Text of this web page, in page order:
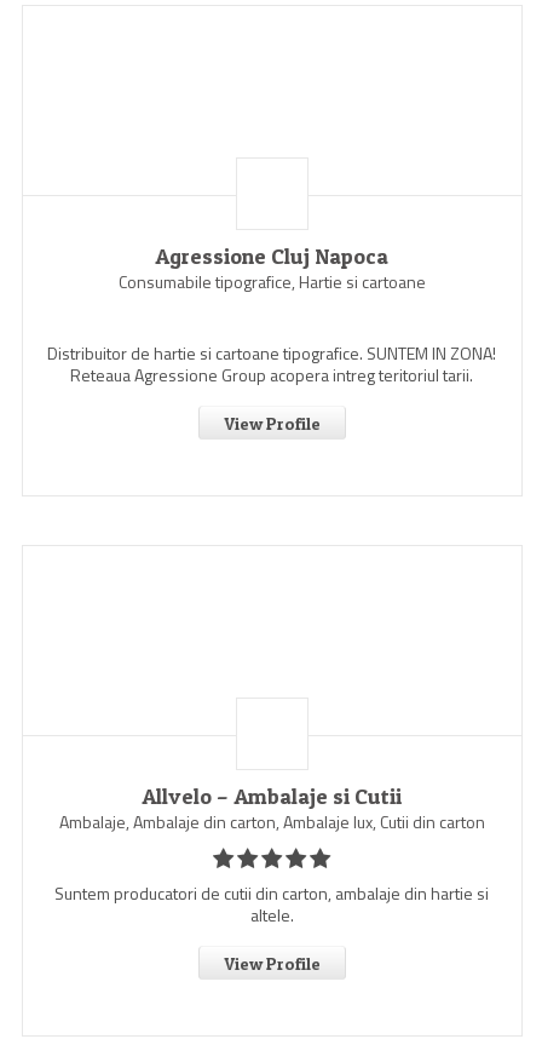
Agressione Cluj Napoca
Consumabile tipografice, Hartie si cartoane
Distribuitor de hartie si cartoane tipografice. SUNTEM IN ZONA!
Reteaua Agressione Group acopera intreg teritoriul tarii.
View Profile
Allvelo – Ambalaje si Cutii
Ambalaje, Ambalaje din carton, Ambalaje lux, Cutii din carton
Suntem producatori de cutii din carton, ambalaje din hartie si
altele.
View Profile